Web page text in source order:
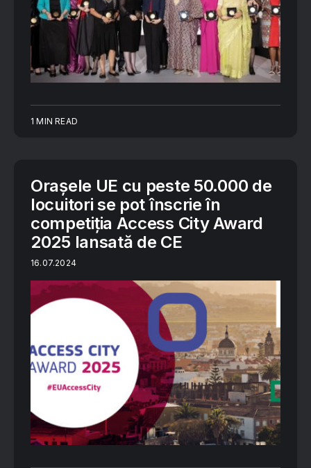
1 MIN READ
Orașele UE cu peste 50.000 de
locuitori se pot înscrie în
competiția Access City Award
2025 lansată de CE
16.07.2024